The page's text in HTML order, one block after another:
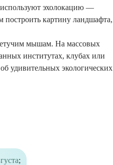
эхолокацию —
построить картину ландшафта,
мышам. На массовых
институтах, клубах или
удивительных экологических
;